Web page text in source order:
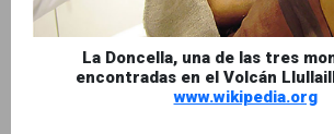
La Doncella, una de las tres
encontradas en el Volcán
www.wikipedia.org